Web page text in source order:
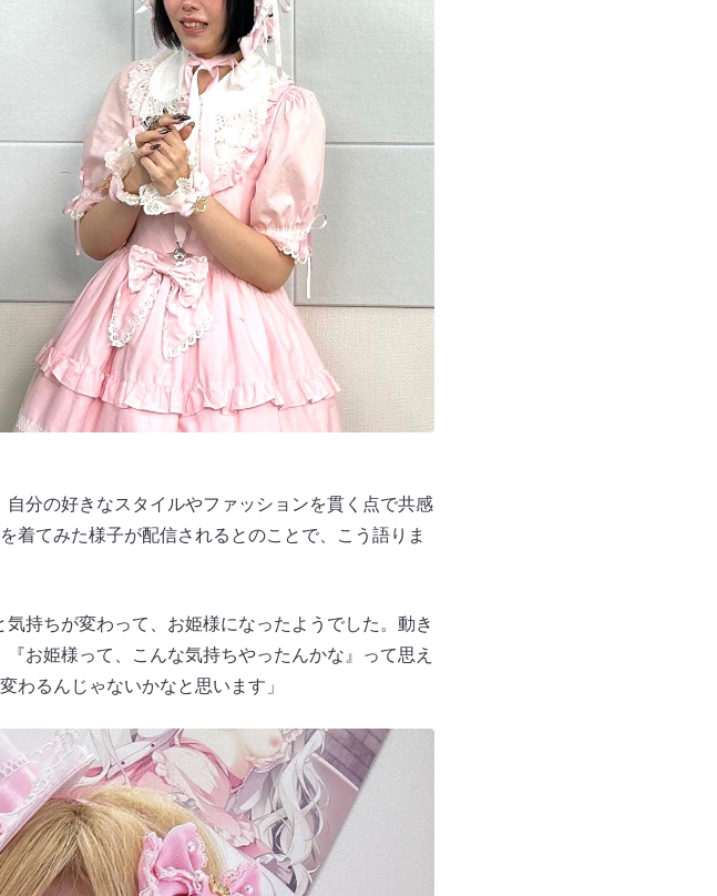
分の好きなスタイルやファッションを貫く点で共感
着てみた様子が配信されるとのことで、こう語りま
持ちが変わって、お姫様になったようでした。動き
お姫様って、こんな気持ちやったんかな』って思え
わるんじゃないかなと思います」